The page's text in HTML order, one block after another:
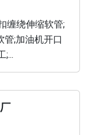
缠绕伸缩软管;
管;加油机开口
;...